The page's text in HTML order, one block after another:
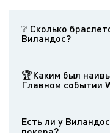
❔ Сколько
Виландос?
2014 годах.
🏆Каким был
Главном событии
1996 года,
Есть ли у